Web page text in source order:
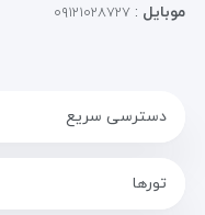
موبایل : ۰۹۱۲۱۰۲۸۷۲۷
دسترسی سریع
تورها